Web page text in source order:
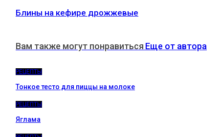
Блины на кефире дрожжевые
Вам также могут понравиться Еще от автора
РЕЦЕПТЫ
Тонкое тесто для пиццы на молоке
РЕЦЕПТЫ
Яглама